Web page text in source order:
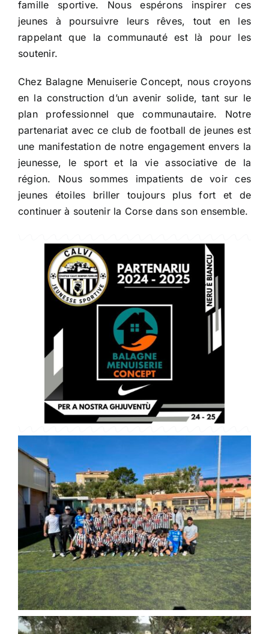
famille sportive. Nous espérons inspirer ces
jeunes à poursuivre leurs rêves, tout en les
rappelant que la communauté est là pour les
soutenir.
Chez Balagne Menuiserie Concept, nous croyons
en la construction d’un avenir solide, tant sur le
plan professionnel que communautaire. Notre
partenariat avec ce club de football de jeunes est
une manifestation de notre engagement envers la
jeunesse, le sport et la vie associative de la
région. Nous sommes impatients de voir ces
jeunes étoiles briller toujours plus fort et de
continuer à soutenir la Corse dans son ensemble.